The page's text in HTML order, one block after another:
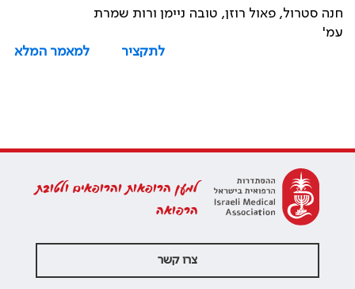
חנה סטרול, פאול רוזן, טובה ניימן ורות שמרת
עמ'
לתקציר
למאמר המלא
למען הרופאות והרופאים ולטובת
הרפואה
צרו קשר